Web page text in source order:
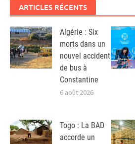
ARTICLES RÉCENTS
Algérie : Six
morts dans un
nouvel accident
de bus à
Constantine
6 août 2026
Togo : La BAD
accorde un